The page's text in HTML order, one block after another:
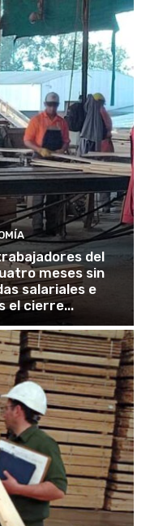
del
meses sin
salariales e
el cierre...